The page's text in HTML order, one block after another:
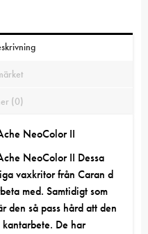
(0)
NeoColor II
NeoColor II Dessa
vaxkritor från Caran d
med. Samtidigt som
den så pass hård att den
De har